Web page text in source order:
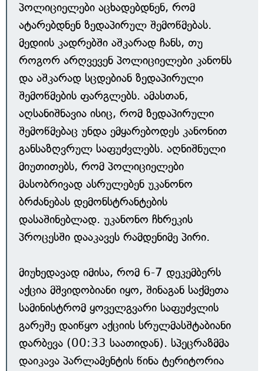
პოლიციელები აცხადებდნენ, რომ
ატარებდნენ ზედაპირულ შემოწმებას.
მედიის კადრებში აშკარად ჩანს, თუ
როგორ არღვევენ პოლიციელები კანონს
და აშკარად სცდებიან ზედაპირული
შემოწმების ფარგლებს. ამასთან,
აღსანიშნავია ისიც, რომ ზედაპირული
შემოწმებაც უნდა ემყარებოდეს კანონით
განსაზღვრულ საფუძვლებს. აღნიშნული
მიუთითებს, რომ პოლიციელები
მასობრივად ასრულებენ უკანონო
ბრძანებას დემონსტრანტების
დასაშინებლად. უკანონო ჩხრეკის
პროცესში დააკავეს რამდენიმე პირი.
მიუხედავად იმისა, რომ 6-7 დეკემბერს
აქცია მშვიდობიანი იყო, შინაგან საქმეთა
სამინისტრომ ყოველგვარი საფუძვლის
გარეშე დაიწყო აქციის სრულმასშტაბიანი
დარბევა (00:33 საათიდან). სპეცრაზმმა
დაიკავა პარლამენტის წინა ტერიტორია